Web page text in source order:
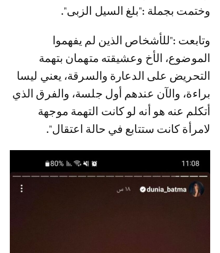
وختمت بجملة :"بلغ السيل الزبى".
وتابعت :"للأشخاص الذين لم يفهموا
الموضوع، الأخ وعشيقته متهمان بتهمة
التحريض على الدعارة والسرقة، يعني ليسا
براءة، والآن عندهم أول جلسة، والفرق الذي
أتكلم عنه هو أنه لو كانت التهمة موجهة
لامرأة كانت ستتابع في حالة اعتقال".